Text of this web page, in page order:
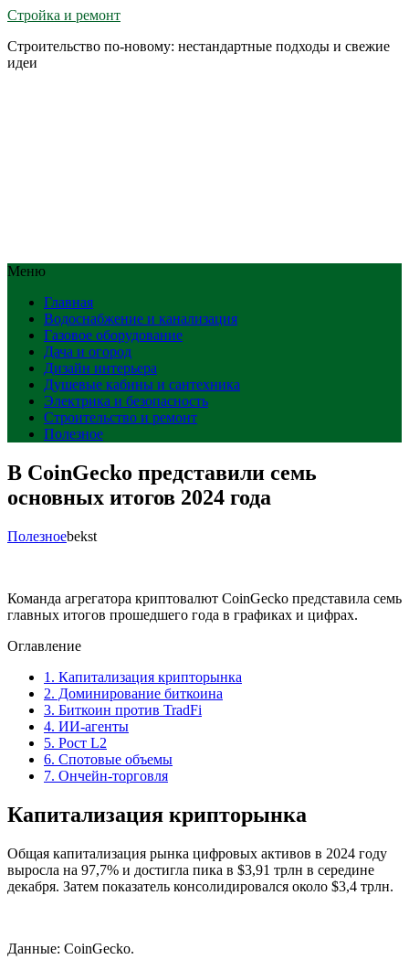
Стройка и ремонт
Строительство по-новому: нестандартные подходы и свежие
идеи
Меню
Главная
Водоснабжение и канализация
Газовое оборудование
Дача и огород
Дизайн интерьера
Душевые кабины и сантехника
Электрика и безопасность
Строительство и ремонт
Полезное
В CoinGecko представили семь
основных итогов 2024 года
Полезноеbekst
Команда агрегатора криптовалют CoinGecko представила семь
главных итогов прошедшего года в графиках и цифрах.
Оглавление
1. Капитализация крипторынка
2. Доминирование биткоина
3. Биткоин против TradFi
4. ИИ-агенты
5. Рост L2
6. Спотовые объемы
7. Ончейн-торговля
Капитализация крипторынка
Общая капитализация рынка цифровых активов в 2024 году
выросла на 97,7% и достигла пика в $3,91 трлн в середине
декабря. Затем показатель консолидировался около $3,4 трлн.
Данные: CoinGecko.